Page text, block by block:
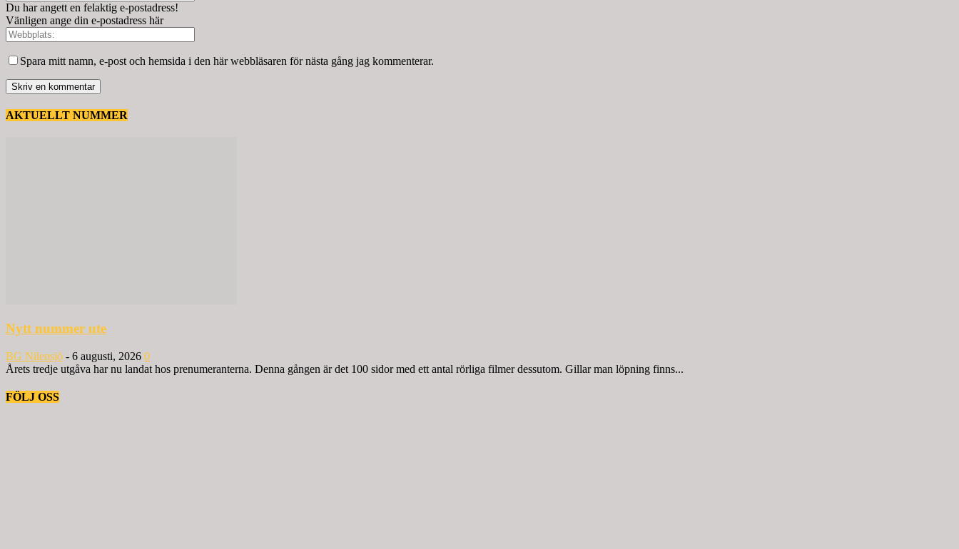
Du har angett en felaktig e-postadress!
Vänligen ange din e-postadress här
Spara mitt namn, e-post och hemsida i den här webbläsaren för nästa gång jag kommenterar.
AKTUELLT NUMMER
Nytt nummer ute
BG Nilensjö - 6 augusti, 2026 0
Årets tredje utgåva har nu landat hos prenumeranterna. Denna gången är det 100 sidor med ett antal rörliga filmer dessutom. Gillar man löpning finns...
FÖLJ OSS